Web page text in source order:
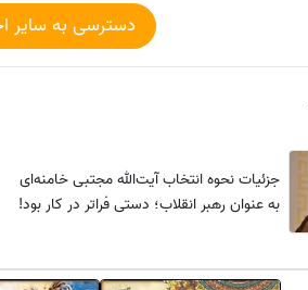
دسترسی به سایر
جزئیات نحوه انتخاب آیت‌الله مجتبی خامنه‌ای
به عنوان رهبر انقلاب؛ دستی فراتر در کار بود!